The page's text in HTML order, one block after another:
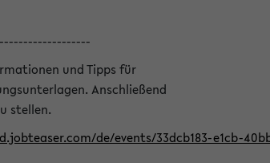
und Tipps für
Anschließend
stellen.
de/events/33dcb183-e1cb-